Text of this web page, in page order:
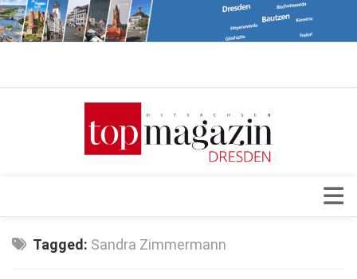
Verkaufsstellen
Top Gesundheitsforum Dresden / Ostsachsen
Tagged: Sandra Zimmermann